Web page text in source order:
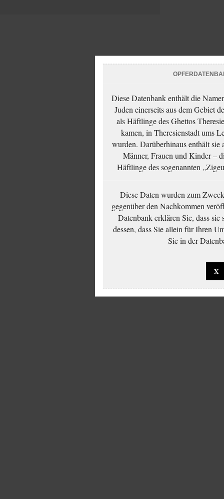
Diese Datenbank enthält die
Juden einerseits aus dem Gebiet
als Häftlinge des Ghettos
kamen, in Theresienstadt ums
wurden. Darüberhinaus enthält
Männer, Frauen und Kinder –
Häftlinge des sogenannten
Diese Daten wurden zum
gegenüber den Nachkommen
Datenbank erklären Sie, dass sie
dessen, dass Sie allein für Ihren
Sie in der
X